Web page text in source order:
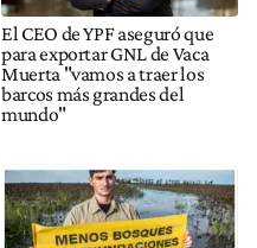
El CEO de YPF aseguró que
para exportar GNL de Vaca
Muerta "vamos a traer los
barcos más grandes del
mundo"